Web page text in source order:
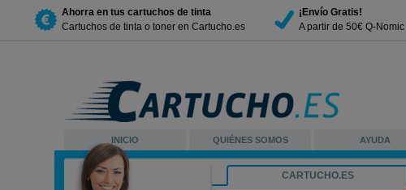
Ahorra en tus cartuchos de tinta
Cartuchos de tinta o toner en Cartucho.es
¡Envío Gratis!
A partir de 50€ Q-Nomic
INICIO QUIÉNES SOMOS AYUDA
CARTUCHO.ES